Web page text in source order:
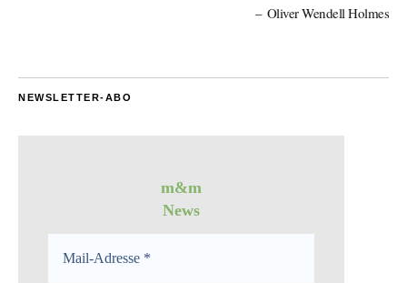
Oliver Wendell Holmes
NEWSLETTER-ABO
m&m
News